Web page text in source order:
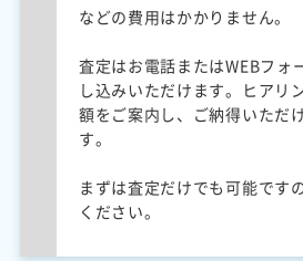
などの費用はかかりません。
査定はお電話またはWEBフォ
し込みいただけます。ヒアリ
額をご案内し、ご納得いただ
す。
まずは査定だけでも可能です
ください。